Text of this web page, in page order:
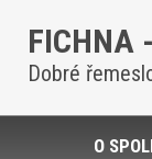
FICHNA
Dobré
O